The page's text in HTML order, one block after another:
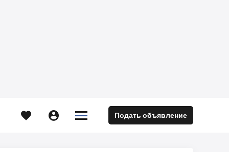
  

 Подать объявление